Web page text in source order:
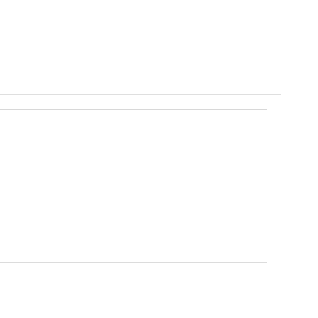
取貨，每筆運費NT$100